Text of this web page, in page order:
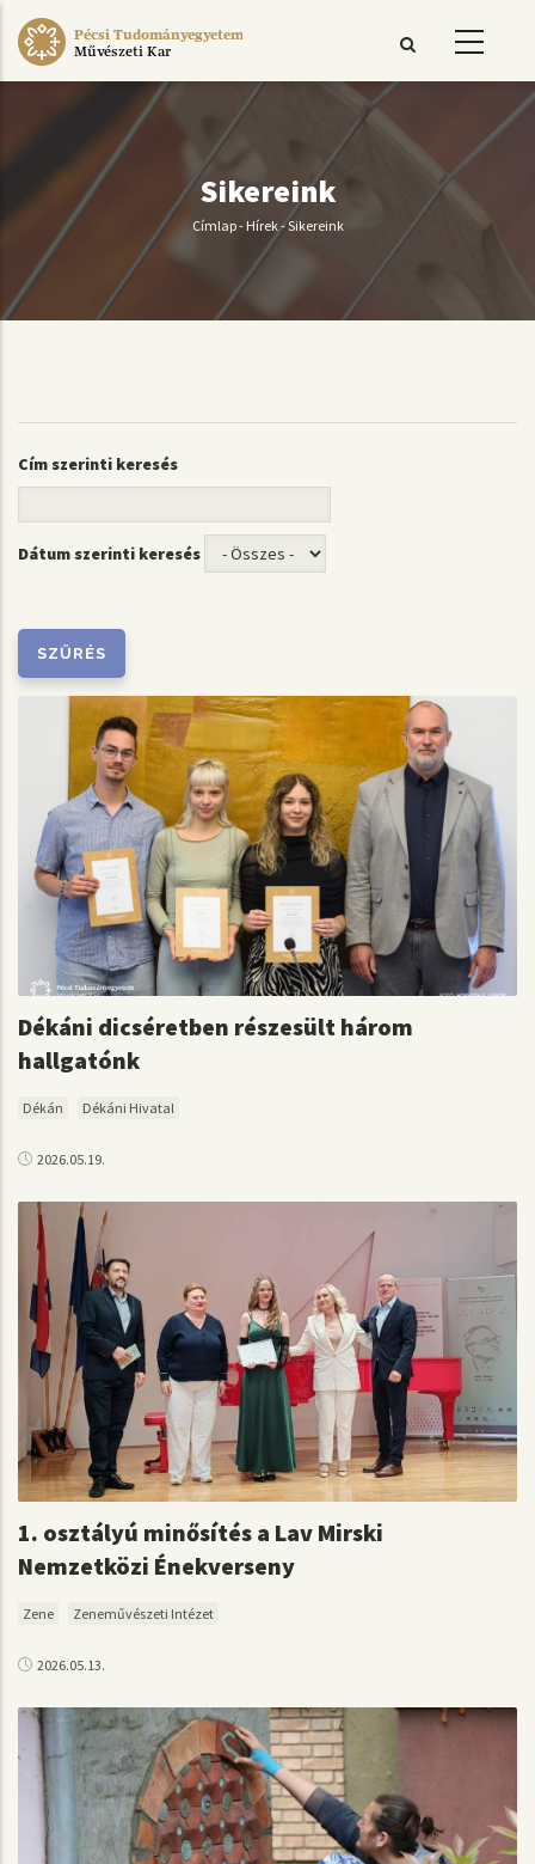
Ugrás
Pécsi Tudományegyetem
Művészeti Kar
Sikereink
Morzsa
Címlap- Hírek-Sikereink
Cím szerinti keresés
Dátum szerinti keresés
Dékáni dicséretben részesült három
hallgatónk
Dékán Dékáni Hivatal
2026.05.19.
1. osztályú minősítés a Lav Mirski
Nemzetközi Énekverseny
Zene Zeneművészeti Intézet
2026.05.13.